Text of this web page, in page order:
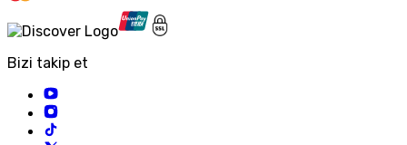
Bizi takip et